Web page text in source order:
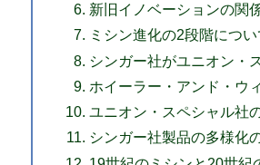
新旧イノベーションの関
ミシン進化の2段階につい
シンガー社がユニオン・
ホイーラー・アンド・ウ
ユニオン・スペシャル社
シンガー社製品の多様化